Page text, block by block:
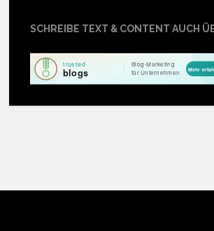
SCHREIBE TEXT & CONTENT AUCH